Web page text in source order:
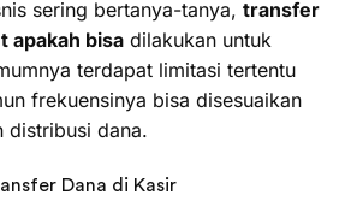
sering bertanya-tanya, transfer
apakah bisa dilakukan untuk
terdapat limitasi tertentu
frekuensinya bisa disesuaikan
distribusi dana.
Dana di Kasir